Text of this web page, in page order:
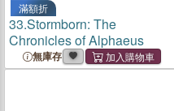
滿額折
33.Stormborn: The
Chronicles of Alphaeus
無庫存